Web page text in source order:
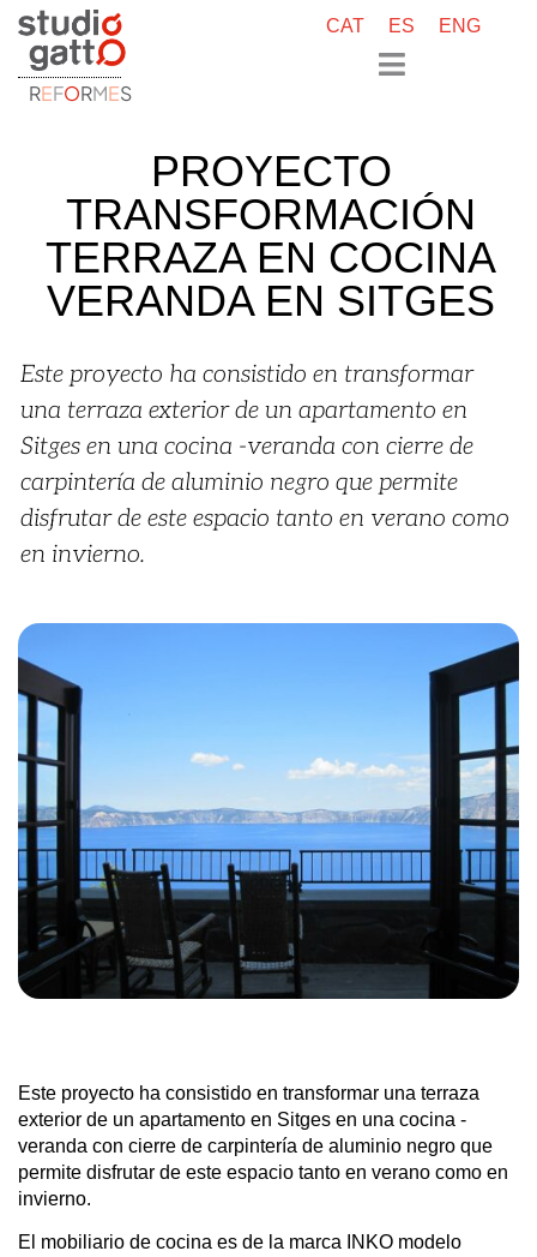
REFORMES
CAT ES ENG
PROYECTO
TRANSFORMACIÓN
TERRAZA EN COCINA
VERANDA EN SITGES
Este proyecto ha consistido en transformar
una terraza exterior de un apartamento en
Sitges en una cocina -veranda con cierre de
carpintería de aluminio negro que permite
disfrutar de este espacio tanto en verano como
en invierno.
Este proyecto ha consistido en transformar una terraza
exterior de un apartamento en Sitges en una cocina -
veranda con cierre de carpintería de aluminio negro que
permite disfrutar de este espacio tanto en verano como en
invierno.
El mobiliario de cocina es de la marca INKO modelo